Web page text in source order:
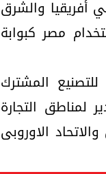
أفريقيا والشرق
مصر كبوابة
المشترك
لمناطق التجارة
والاتحاد الاوروبى